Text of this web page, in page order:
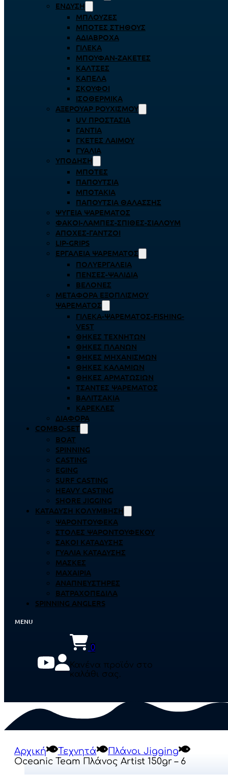
ΈΝΔΥΣΗ
ΜΠΛΟΎΖΕΣ
ΜΠΌΤΕΣ ΣΤΉΘΟΥΣ
ΑΔΙΆΒΡΟΧΑ
ΓΙΛΈΚΑ
ΜΠΟΥΦΆΝ-ΖΑΚΈΤΕΣ
ΚΆΛΤΣΕΣ
ΚΑΠΈΛΑ
ΣΚΟΎΦΟΙ
ΙΣΟΘΕΡΜΙΚΆ
ΑΞΕΡΟΥΆΡ ΡΟΥΧΙΣΜΟΎ
UV ΠΡΟΣΤΑΣΊΑ
ΓΆΝΤΙΑ
ΓΚΈΤΕΣ ΛΑΊΜΟΥ
ΓΥΑΛΙΆ
ΥΠΌΔΗΣΗ
ΜΠΌΤΕΣ
ΠΑΠΟΎΤΣΙΑ
ΜΠΟΤΆΚΙΑ
ΠΑΠΟΎΤΣΙΑ ΘΑΛΆΣΣΗΣ
ΨΥΓΕΊΑ ΨΑΡΈΜΑΤΟΣ
ΦΑΚΟΊ-ΛΆΜΠΕΣ-ΣΠΊΘΕΣ-ΣΊΑΛΟΥΜ
ΑΠΌΧΕΣ-ΓΆΝΤΖΟΙ
LIP-GRIPS
EΡΓΑΛΕΊΑ ΨΑΡΈΜΑΤΟΣ
ΠΟΛΥΕΡΓΑΛΕΊΑ
ΠΈΝΣΕΣ-ΨΑΛΊΔΙΑ
ΒΕΛΌΝΕΣ
ΜΕΤΑΦΟΡΆ ΕΞΟΠΛΙΣΜΟΎ
ΨΑΡΈΜΑΤΟΣ
ΓΙΛΈΚΑ-ΨΑΡΈΜΑΤΟΣ-FISHING-
VEST
ΘΉΚΕΣ ΤΕΧΝΗΤΏΝ
ΘΉΚΕΣ ΠΛΆΝΩΝ
ΘΉΚΕΣ ΜΗΧΑΝΙΣΜΏΝ
ΘΉΚΕΣ ΚΑΛΑΜΙΏΝ
ΘΉΚΕΣ ΑΡΜΑΤΩΣΙΏΝ
ΤΣΆΝΤΕΣ ΨΑΡΈΜΑΤΟΣ
ΒΑΛΙΤΣΆΚΙΑ
ΚΑΡΈΚΛΕΣ
ΔΙΆΦΟΡΑ
COMBO-SET
BOAT
SPINNING
CASTING
EGING
SURF CASTING
HEAVY CASTING
SHORE JIGGING
ΚΑΤΆΔΥΣΗ ΚΟΛΎΜΒΗΣΗ
ΨΑΡΟΝΤΟΎΦΕΚΑ
ΣΤΟΛΈΣ ΨΑΡΟΝΤΟΎΦΕΚΟΥ
ΣΆΚΟΙ ΚΑΤΆΔΥΣΗΣ
ΓΥΑΛΙΆ ΚΑΤΆΔΥΣΗΣ
ΜΆΣΚΕΣ
ΜΑΧΑΊΡΙΑ
ΑΝΑΠΝΕΥΣΤΉΡΕΣ
ΒΑΤΡΑΧΟΠΈΔΙΛΑ
SPINNING ANGLERS
0
Κανένα προϊόν στο
καλάθι σας.
Αρχική Τεχνητά
Πλάνοι Jigging
Oceanic Team Πλάνος Artist 150gr – 6